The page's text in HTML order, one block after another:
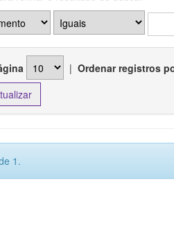
| Ordenar registros
1.